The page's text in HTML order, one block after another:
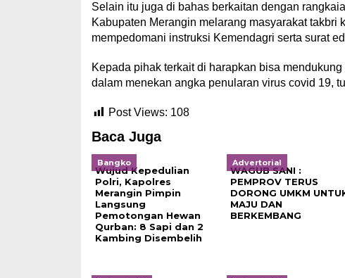
Selain itu juga di bahas berkaitan dengan
Kabupaten Merangin melarang masyarakat
mempedomani instruksi Kemendagri serta surat
Kepada pihak terkait di harapkan bisa
dalam menekan angka penularan virus covid 19,
Post Views: 108
Baca Juga
Bangko
Wujud Kepedulian
Polri, Kapolres
Merangin Pimpin
Langsung
Pemotongan Hewan
Qurban: 8 Sapi dan 2
Kambing Disembelih
Advertorial
WAGUB SANI :
PEMPROV TERUS
DORONG UMKM
MAJU DAN
BERKEMBANG